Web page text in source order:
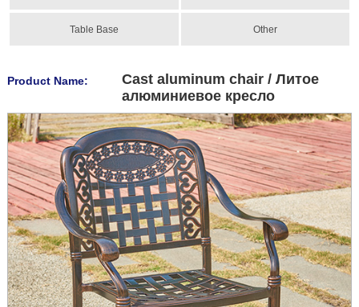
Table Base Other
Product Name:
Cast aluminum chair / Литое
алюминиевое кресло